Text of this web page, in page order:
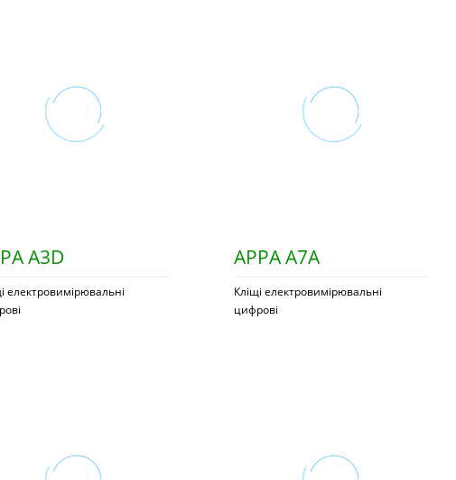
A3D
електровимірювальні
APPA A7A
Кліщі електровимірювальні
цифрові